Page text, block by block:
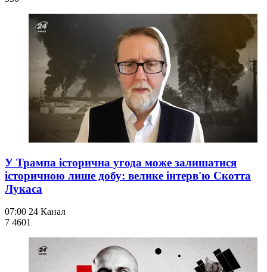
У Трампа історична угода може залишатися
історичною лише добу: велике інтерв'ю Скотта
Лукаса
07:00 24 Канал
7 4601